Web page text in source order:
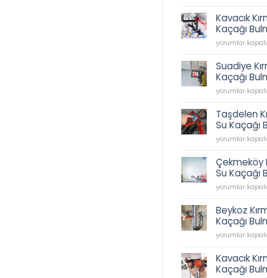
Tesisatı,
İkbal
Caddesi
Sıhhi
Tesisatçı,
Acil
Tesisatçı
0538
62
45
için
Kavacık
Kaçağı
Kavacık
Su
Kaçağı
Bulma
için
yorumlar kapalı
Suadiye
Kaçağı
Suadiye
Su
Kaçağı
Bulma
için
yorumlar kapalı
Taşdelen
Su Kaçağı
Taşdelen
Su
Kaçağı
Bulma
için
yorumlar kapalı
Çekmeköy
Su Kaçağı
Çekmeköy
Su
Kaçağı
Bulma
için
yorumlar kapalı
Beykoz
Kaçağı
Beykoz
Su
Kaçağı
Bulma
yorumlar kapalı
Kavacık
Kaçağı